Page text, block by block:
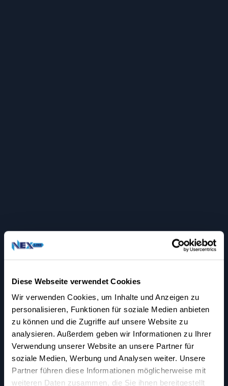
Diese Webseite verwendet Cookies
Wir verwenden Cookies, um Inhalte und Anzeigen zu
personalisieren, Funktionen für soziale Medien anbieten
zu können und die Zugriffe auf unsere Website zu
analysieren. Außerdem geben wir Informationen zu Ihrer
Verwendung unserer Website an unsere Partner für
soziale Medien, Werbung und Analysen weiter. Unsere
Partner führen diese Informationen möglicherweise mit
weiteren Daten zusammen, die Sie ihnen bereitgestellt
WIR SIND NACH
ISO9001:20015